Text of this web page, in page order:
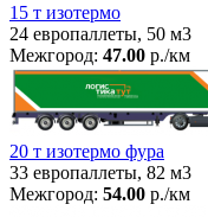
15 т изотермо
24 европаллеты, 50 м3
Межгород: 47.00 р./км
20 т изотермо фура
33 европаллеты, 82 м3
Межгород: 54.00 р./км